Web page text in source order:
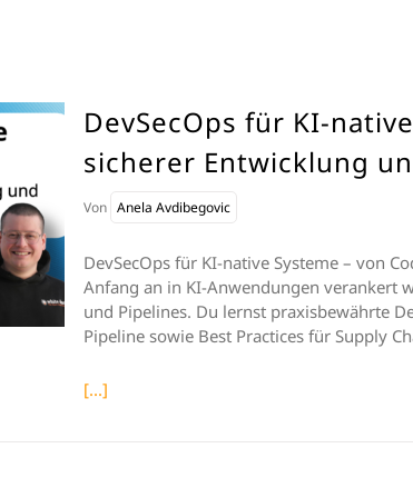
DevSecOps für KI-
sicherer Entwicklung
Von Anela Avdibegovic
DevSecOps für KI-native Systeme – von
Anfang an in KI-Anwendungen verankert
und Pipelines. Du lernst praxisbewährte
Pipeline sowie Best Practices für Supply
[...]